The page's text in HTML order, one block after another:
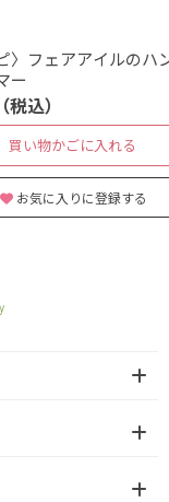
〉フェアアイルのハ
ー
込）
買い物かごに入れる
お気に入りに登録する